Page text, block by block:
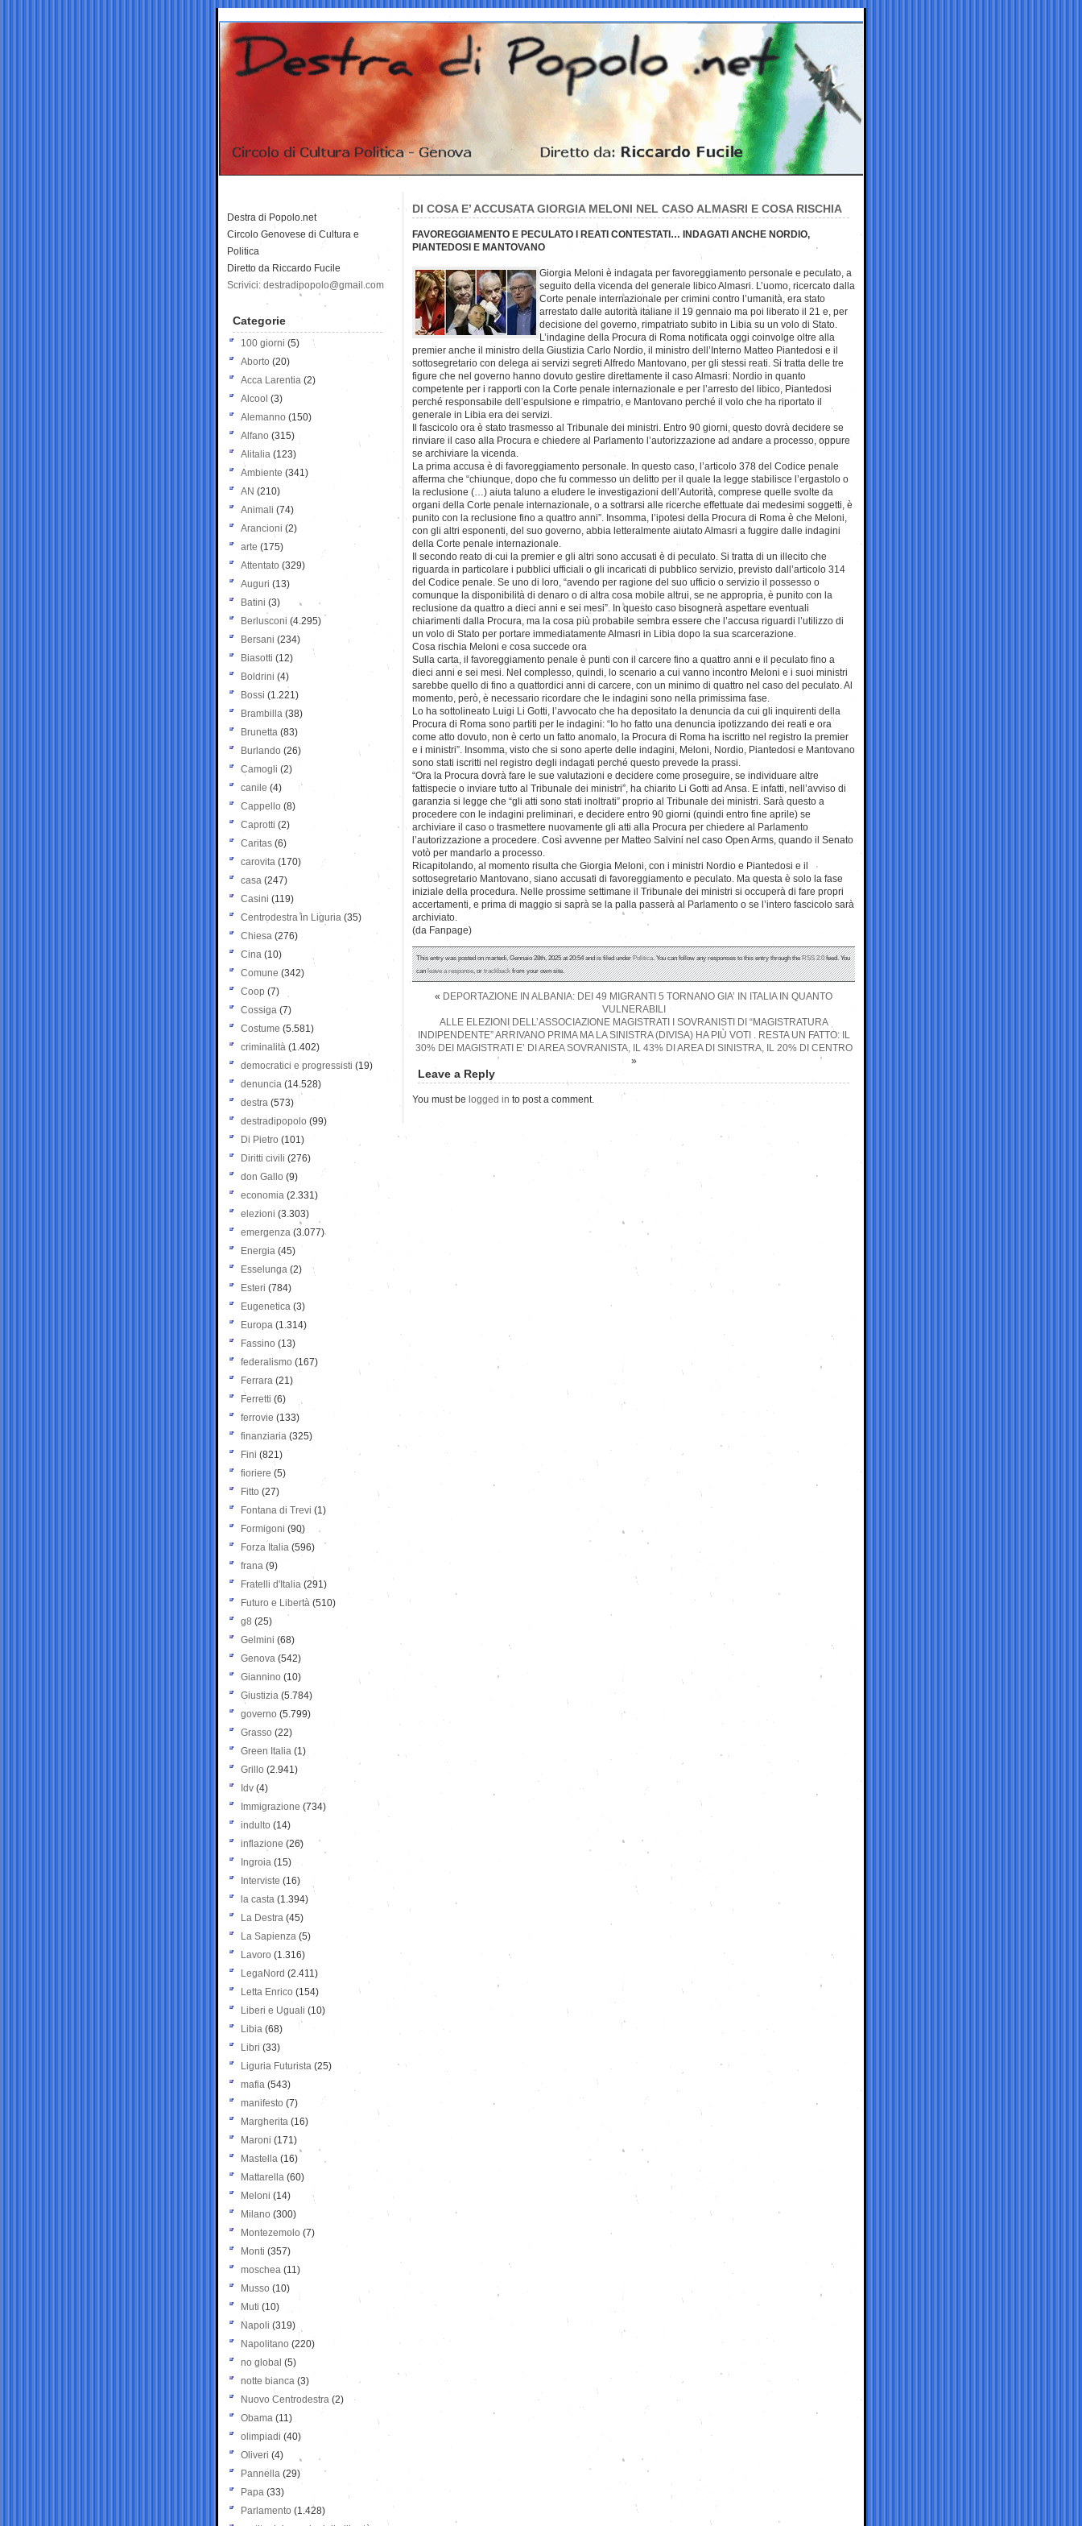
DI COSA E’ ACCUSATA GIORGIA MELONI NEL CASO ALMASRI E COSA RISCHIA
FAVOREGGIAMENTO E PECULATO I REATI CONTESTATI… INDAGATI ANCHE NORDIO,
PIANTEDOSI E MANTOVANO
Giorgia Meloni è indagata per favoreggiamento personale e peculato, a
seguito della vicenda del generale libico Almasri. L’uomo, ricercato dalla
Corte penale internazionale per crimini contro l’umanità, era stato
arrestato dalle autorità italiane il 19 gennaio ma poi liberato il 21 e, per
decisione del governo, rimpatriato subito in Libia su un volo di Stato.
L’indagine della Procura di Roma notificata oggi coinvolge oltre alla
premier anche il ministro della Giustizia Carlo Nordio, il ministro dell’Interno Matteo Piantedosi e il
sottosegretario con delega ai servizi segreti Alfredo Mantovano, per gli stessi reati. Si tratta delle tre
figure che nel governo hanno dovuto gestire direttamente il caso Almasri: Nordio in quanto
competente per i rapporti con la Corte penale internazionale e per l’arresto del libico, Piantedosi
perché responsabile dell’espulsione e rimpatrio, e Mantovano perché il volo che ha riportato il
generale in Libia era dei servizi.
Il fascicolo ora è stato trasmesso al Tribunale dei ministri. Entro 90 giorni, questo dovrà decidere se
rinviare il caso alla Procura e chiedere al Parlamento l’autorizzazione ad andare a processo, oppure
se archiviare la vicenda.
La prima accusa è di favoreggiamento personale. In questo caso, l’articolo 378 del Codice penale
afferma che “chiunque, dopo che fu commesso un delitto per il quale la legge stabilisce l’ergastolo o
la reclusione (…) aiuta taluno a eludere le investigazioni dell’Autorità, comprese quelle svolte da
organi della Corte penale internazionale, o a sottrarsi alle ricerche effettuate dai medesimi soggetti, è
punito con la reclusione fino a quattro anni”. Insomma, l’ipotesi della Procura di Roma è che Meloni,
con gli altri esponenti, del suo governo, abbia letteralmente aiutato Almasri a fuggire dalle indagini
della Corte penale internazionale.
Il secondo reato di cui la premier e gli altri sono accusati è di peculato. Si tratta di un illecito che
riguarda in particolare i pubblici ufficiali o gli incaricati di pubblico servizio, previsto dall’articolo 314
del Codice penale. Se uno di loro, “avendo per ragione del suo ufficio o servizio il possesso o
comunque la disponibilità di denaro o di altra cosa mobile altrui, se ne appropria, è punito con la
reclusione da quattro a dieci anni e sei mesi”. In questo caso bisognerà aspettare eventuali
chiarimenti dalla Procura, ma la cosa più probabile sembra essere che l’accusa riguardi l’utilizzo di
un volo di Stato per portare immediatamente Almasri in Libia dopo la sua scarcerazione.
Cosa rischia Meloni e cosa succede ora
Sulla carta, il favoreggiamento penale è punti con il carcere fino a quattro anni e il peculato fino a
dieci anni e sei mesi. Nel complesso, quindi, lo scenario a cui vanno incontro Meloni e i suoi ministri
sarebbe quello di fino a quattordici anni di carcere, con un minimo di quattro nel caso del peculato. Al
momento, però, è necessario ricordare che le indagini sono nella primissima fase.
Lo ha sottolineato Luigi Li Gotti, l’avvocato che ha depositato la denuncia da cui gli inquirenti della
Procura di Roma sono partiti per le indagini: “Io ho fatto una denuncia ipotizzando dei reati e ora
come atto dovuto, non è certo un fatto anomalo, la Procura di Roma ha iscritto nel registro la premier
e i ministri”. Insomma, visto che si sono aperte delle indagini, Meloni, Nordio, Piantedosi e Mantovano
sono stati iscritti nel registro degli indagati perché questo prevede la prassi.
“Ora la Procura dovrà fare le sue valutazioni e decidere come proseguire, se individuare altre
fattispecie o inviare tutto al Tribunale dei ministri”, ha chiarito Li Gotti ad Ansa. E infatti, nell’avviso di
garanzia si legge che “gli atti sono stati inoltrati” proprio al Tribunale dei ministri. Sarà questo a
procedere con le indagini preliminari, e decidere entro 90 giorni (quindi entro fine aprile) se
archiviare il caso o trasmettere nuovamente gli atti alla Procura per chiedere al Parlamento
l’autorizzazione a procedere. Così avvenne per Matteo Salvini nel caso Open Arms, quando il Senato
votò per mandarlo a processo.
Ricapitolando, al momento risulta che Giorgia Meloni, con i ministri Nordio e Piantedosi e il
sottosegretario Mantovano, siano accusati di favoreggiamento e peculato. Ma questa è solo la fase
iniziale della procedura. Nelle prossime settimane il Tribunale dei ministri si occuperà di fare propri
accertamenti, e prima di maggio si saprà se la palla passerà al Parlamento o se l’intero fascicolo sarà
archiviato.
(da Fanpage)
This entry was posted on martedì, Gennaio 28th, 2025 at 20:54 and is filed underPolitica. You can follow any responses to this entry through theRSS 2.0feed. You
canleave a response, ortrackbackfrom your own site.
« DEPORTAZIONE IN ALBANIA: DEI 49 MIGRANTI 5 TORNANO GIA’ IN ITALIA IN QUANTO
VULNERABILI
ALLE ELEZIONI DELL’ASSOCIAZIONE MAGISTRATI I SOVRANISTI DI “MAGISTRATURA
INDIPENDENTE” ARRIVANO PRIMA MA LA SINISTRA (DIVISA) HA PIÙ VOTI . RESTA UN FATTO: IL
30% DEI MAGISTRATI E’ DI AREA SOVRANISTA, IL 43% DI AREA DI SINISTRA, IL 20% DI CENTRO
»
Leave a Reply
You must be logged in to post a comment.
Destra di Popolo.net
Circolo Genovese di Cultura e
Politica
Diretto da Riccardo Fucile
Scrivici: destradipopolo@gmail.com
Categorie
100 giorni (5)
Aborto (20)
Acca Larentia (2)
Alcool (3)
Alemanno (150)
Alfano (315)
Alitalia (123)
Ambiente (341)
AN (210)
Animali (74)
Arancioni (2)
arte (175)
Attentato (329)
Auguri (13)
Batini (3)
Berlusconi (4.295)
Bersani (234)
Biasotti (12)
Boldrini (4)
Bossi (1.221)
Brambilla (38)
Brunetta (83)
Burlando (26)
Camogli (2)
canile (4)
Cappello (8)
Caprotti (2)
Caritas (6)
carovita (170)
casa (247)
Casini (119)
Centrodestra in Liguria (35)
Chiesa (276)
Cina (10)
Comune (342)
Coop (7)
Cossiga (7)
Costume (5.581)
criminalità (1.402)
democratici e progressisti (19)
denuncia (14.528)
destra (573)
destradipopolo (99)
Di Pietro (101)
Diritti civili (276)
don Gallo (9)
economia (2.331)
elezioni (3.303)
emergenza (3.077)
Energia (45)
Esselunga (2)
Esteri (784)
Eugenetica (3)
Europa (1.314)
Fassino (13)
federalismo (167)
Ferrara (21)
Ferretti (6)
ferrovie (133)
finanziaria (325)
Fini (821)
fioriere (5)
Fitto (27)
Fontana di Trevi (1)
Formigoni (90)
Forza Italia (596)
frana (9)
Fratelli d'Italia (291)
Futuro e Libertà (510)
g8 (25)
Gelmini (68)
Genova (542)
Giannino (10)
Giustizia (5.784)
governo (5.799)
Grasso (22)
Green Italia (1)
Grillo (2.941)
Idv (4)
Immigrazione (734)
indulto (14)
inflazione (26)
Ingroia (15)
Interviste (16)
la casta (1.394)
La Destra (45)
La Sapienza (5)
Lavoro (1.316)
LegaNord (2.411)
Letta Enrico (154)
Liberi e Uguali (10)
Libia (68)
Libri (33)
Liguria Futurista (25)
mafia (543)
manifesto (7)
Margherita (16)
Maroni (171)
Mastella (16)
Mattarella (60)
Meloni (14)
Milano (300)
Montezemolo (7)
Monti (357)
moschea (11)
Musso (10)
Muti (10)
Napoli (319)
Napolitano (220)
no global (5)
notte bianca (3)
Nuovo Centrodestra (2)
Obama (11)
olimpiadi (40)
Oliveri (4)
Pannella (29)
Papa (33)
Parlamento (1.428)